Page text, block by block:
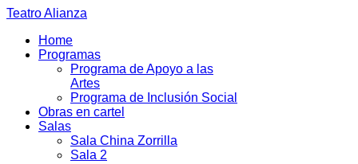
Teatro Alianza
Home
Programas
Programa de Apoyo a las
Artes
Programa de Inclusión Social
Obras en cartel
Salas
Sala China Zorrilla
Sala 2